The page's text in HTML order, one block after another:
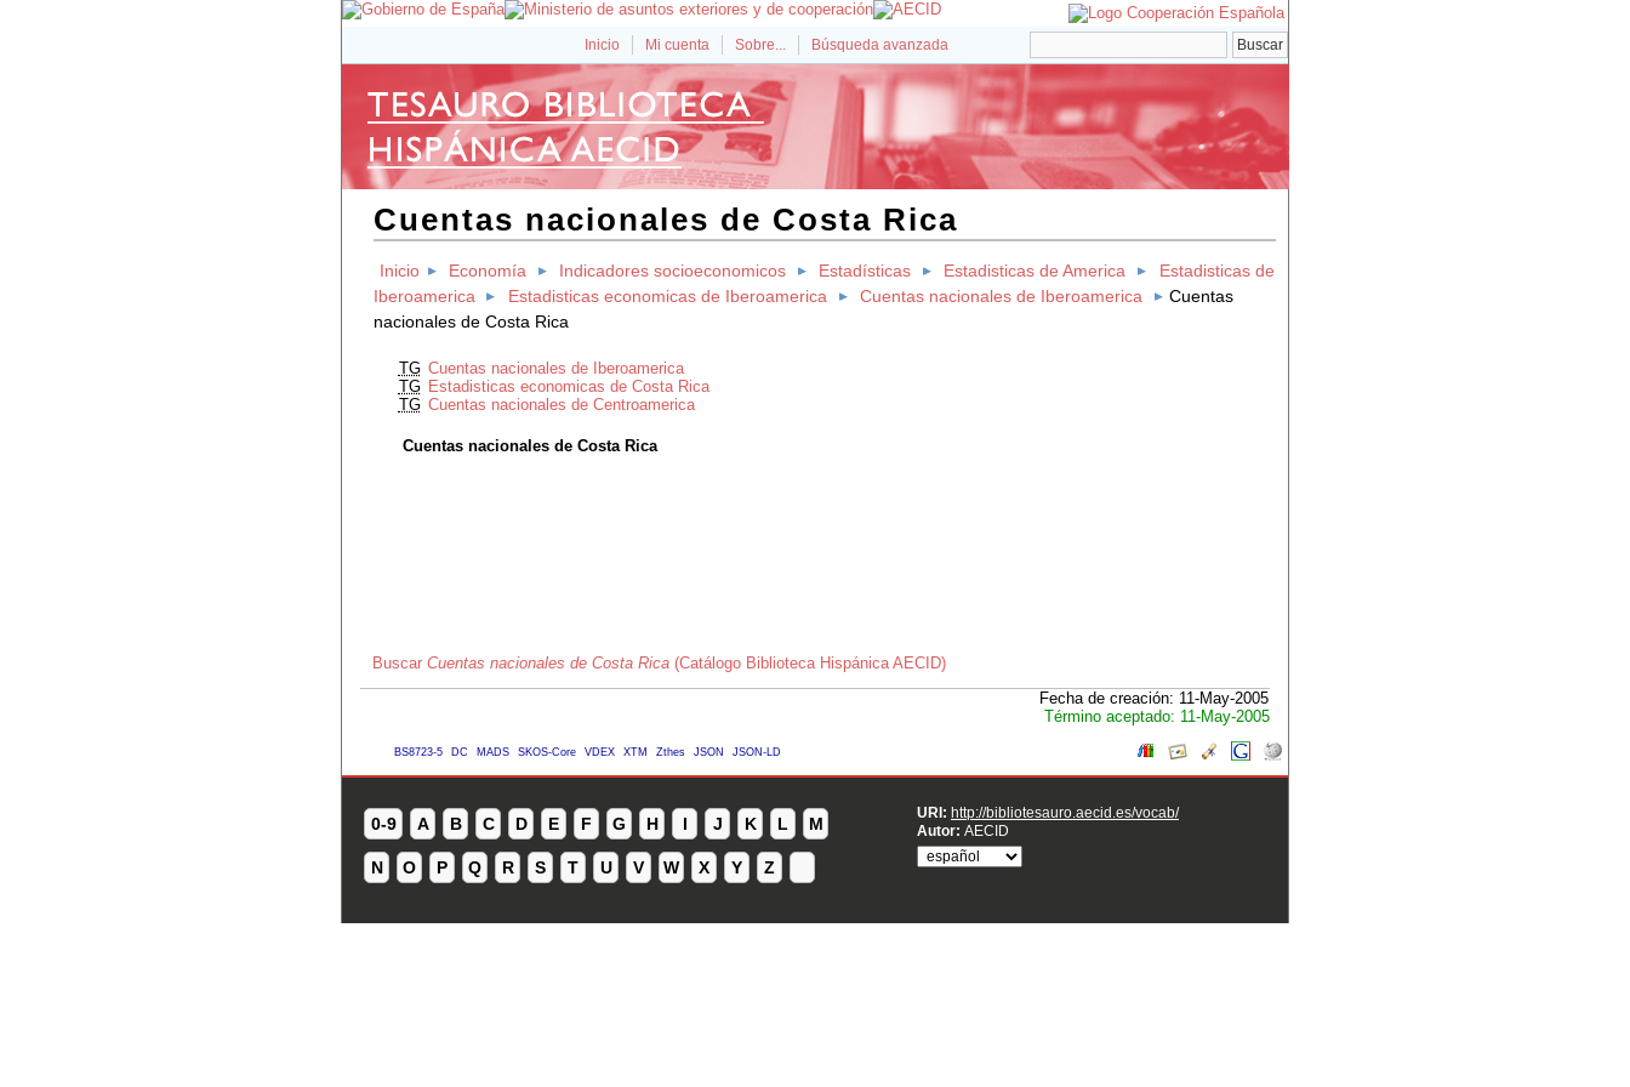
Inicio Mi cuenta Sobre... Búsqueda avanzada
Cuentas nacionales de Costa Rica
Inicio Economía Indicadores socioeconomicos Estadísticas Estadisticas de America
Estadisticas de
Iberoamerica
Estadisticas economicas de Iberoamerica Cuentas nacionales de Iberoamerica
Cuentas
nacionales de Costa Rica
TG Cuentas nacionales de Iberoamerica
TG Estadisticas economicas de Costa Rica
TG Cuentas nacionales de Centroamerica
Cuentas nacionales de Costa Rica
Buscar Cuentas nacionales de Costa Rica (Catálogo Biblioteca Hispánica AECID)
Fecha de creación: 11-May-2005
Término aceptado: 11-May-2005
BS8723-5 DC MADS SKOS-Core VDEX XTM Zthes JSON JSON-LD
0-9 A B C D E F G H I J K L M
N O P Q R S T U V W X Y Z
URI: http://bibliotesauro.aecid.es/vocab/
Autor: AECID